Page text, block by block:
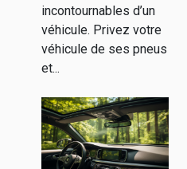
incontournables d’un
véhicule. Privez votre
véhicule de ses pneus
et...